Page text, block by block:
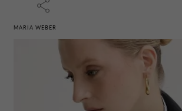
MARIA WEBER